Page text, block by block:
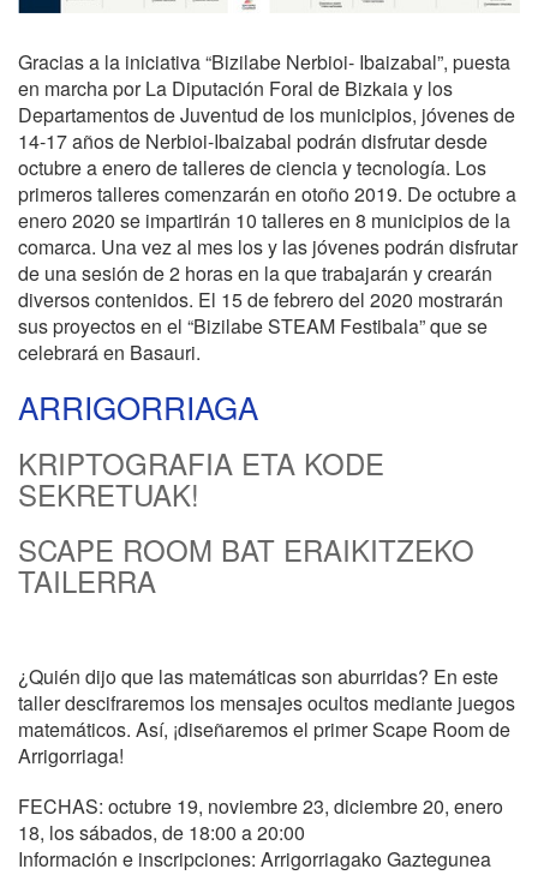
Gracias a la iniciativa “Bizilabe Nerbioi- Ibaizabal”, puesta
en marcha por La Diputación Foral de Bizkaia y los
Departamentos de Juventud de los municipios, jóvenes de
14-17 años de Nerbioi-Ibaizabal podrán disfrutar desde
octubre a enero de talleres de ciencia y tecnología. Los
primeros talleres comenzarán en otoño 2019. De octubre a
enero 2020 se impartirán 10 talleres en 8 municipios de la
comarca. Una vez al mes los y las jóvenes podrán disfrutar
de una sesión de 2 horas en la que trabajarán y crearán
diversos contenidos. El 15 de febrero del 2020 mostrarán
sus proyectos en el “Bizilabe STEAM Festibala” que se
celebrará en Basauri.
ARRIGORRIAGA
KRIPTOGRAFIA ETA KODE
SEKRETUAK!
SCAPE ROOM BAT ERAIKITZEKO
TAILERRA
¿Quién dijo que las matemáticas son aburridas? En este
taller descifraremos los mensajes ocultos mediante juegos
matemáticos. Así, ¡diseñaremos el primer Scape Room de
Arrigorriaga!
FECHAS: octubre 19, noviembre 23, diciembre 20, enero
18, los sábados, de 18:00 a 20:00
Información e inscripciones: Arrigorriagako Gaztegunea